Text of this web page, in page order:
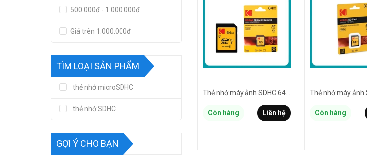
Thẻ nhớ máy ảnh SDHC 64GB KODAK EKMSD64GHC10K V10 U1 đọc 90mb/s ghi 20mb/s - hỗ trợ ghi hình FullHD
Còn hàng Liên hệ Còn hàng
500.000đ - 1.000.000đ
Giá trên 1.000.000đ
TÌM LOẠI SẢN PHẨM
thẻ nhớ microSDHC
thẻ nhớ SDHC
GỢI Ý CHO BẠN